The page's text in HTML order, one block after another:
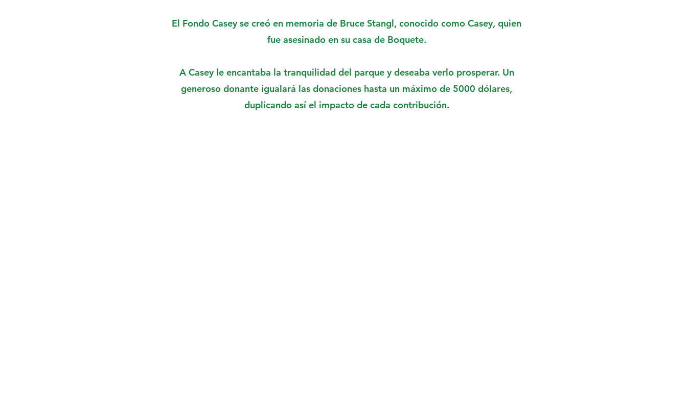
El Fondo Casey se creó en memoria de Bruce Stangl, conocido como Casey, quien
fue asesinado en su casa de Boquete.
A Casey le encantaba la tranquilidad del parque y deseaba verlo prosperar. Un
generoso donante igualará las donaciones hasta un máximo de 5000 dólares,
duplicando así el impacto de cada contribución.